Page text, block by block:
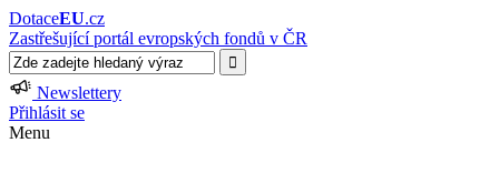
DotaceEU.cz
Zastřešující portál evropských fondů v ČR
Newslettery
Přihlásit se
Menu